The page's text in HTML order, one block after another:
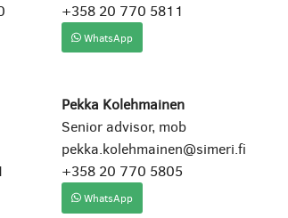
+358 20 770 5811
WhatsApp
Pekka Kolehmainen
Senior advisor, mob
pekka.kolehmainen@simeri.fi
+358 20 770 5805
WhatsApp